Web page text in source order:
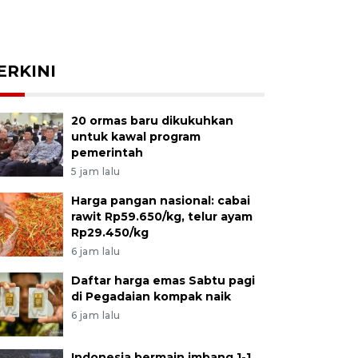
20 ormas baru dikukuhkan
untuk kawal program
pemerintah
5 jam lalu
Harga pangan nasional: cabai
rawit Rp59.650/kg, telur ayam
Rp29.450/kg
6 jam lalu
Daftar harga emas Sabtu pagi
di Pegadaian kompak naik
6 jam lalu